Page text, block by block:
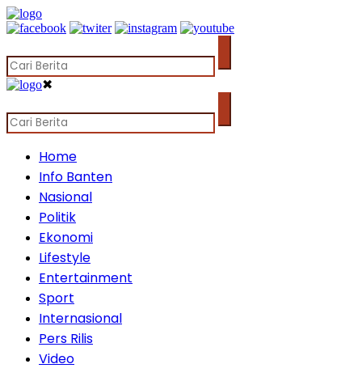
✖
Home
Info Banten
Nasional
Politik
Ekonomi
Lifestyle
Entertainment
Sport
Internasional
Pers Rilis
Video